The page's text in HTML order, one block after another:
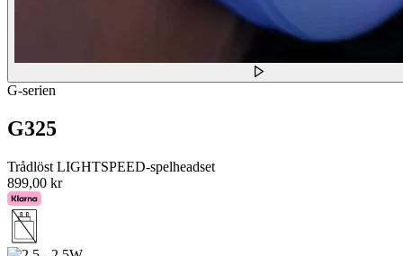
G-serien
G325
Trådlöst LIGHTSPEED-spelheadset
899,00 kr